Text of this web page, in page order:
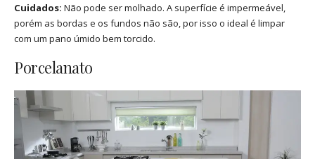
Cuidados: Não pode ser molhado. A superfície é impermeável,
porém as bordas e os fundos não são, por isso o ideal é limpar
com um pano úmido bem torcido.
Porcelanato